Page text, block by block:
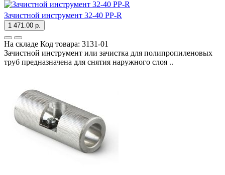
Зачистной инструмент 32-40 PP-R
1 471.00 р.
На складе Код товара: 3131-01
Зачистной инструмент или зачистка для полипропиленовых
труб предназначена для снятия наружного слоя ..